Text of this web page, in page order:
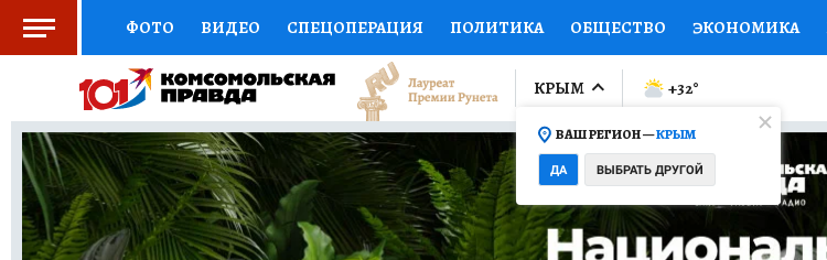
ФОТО ВИДЕО СПЕЦОПЕРАЦИЯ ПОЛИТИКА ОБЩЕСТВО ЭКОНОМИКА
ЗДОРОВЬЕ СОЦПОДДЕРЖКА НАУКА СПОРТ КОЛУМНИСТЫ
ВЫБОР ЭКСПЕРТОВ ДОКТОР ФИНАНСЫ ОТКРЫВАЕМ МИР
КНИЖНАЯ ПОЛКА ПРОГНОЗЫ НА СПОРТ ПРОМОКОДЫ СЕРИАЛЫ
ПРЕСС-ЦЕНТР НЕДВИЖИМОСТЬ ТЕЛЕВИЗОР КОНКУРСЫ РАБОТА У НАС
КРЫМ
ВАШ РЕГИОН —КРЫМ
ДА ВЫБРАТЬ ДРУГОЙ
+32°